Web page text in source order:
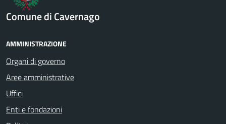
Comune di Cavernago
AMMINISTRAZIONE
Organi di governo
Aree amministrative
Uffici
Enti e fondazioni